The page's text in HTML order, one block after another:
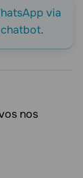
via
chatbot.
nos